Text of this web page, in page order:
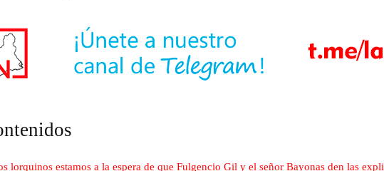
lorquinos estamos a la espera de que Fulgencio Gil y el señor Bayonas den las